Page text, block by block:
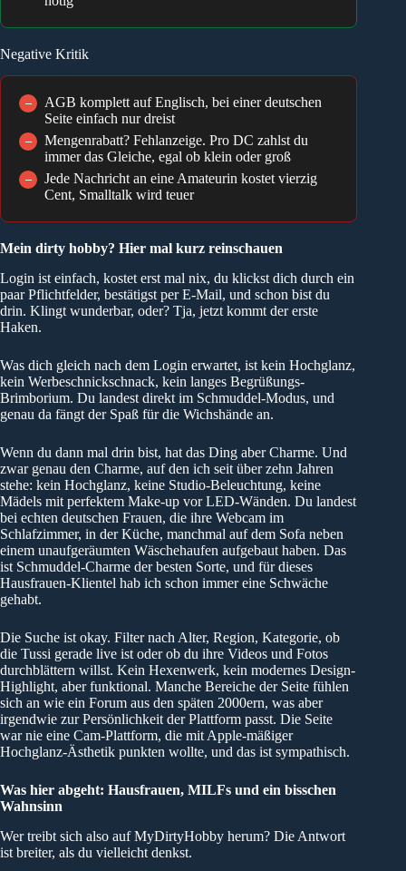
Negative Kritik
–
AGB komplett auf Englisch, bei einer deutschen
Seite einfach nur dreist
–
Mengenrabatt? Fehlanzeige. Pro DC zahlst du
immer das Gleiche, egal ob klein oder groß
–
Jede Nachricht an eine Amateurin kostet vierzig
Cent, Smalltalk wird teuer
Mein dirty hobby? Hier mal kurz reinschauen
Login ist einfach, kostet erst mal nix, du klickst dich durch ein
paar Pflichtfelder, bestätigst per E-Mail, und schon bist du
drin. Klingt wunderbar, oder? Tja, jetzt kommt der erste
Haken.
Was dich gleich nach dem Login erwartet, ist kein Hochglanz,
kein Werbeschnickschnack, kein langes Begrüßungs-
Brimborium. Du landest direkt im Schmuddel-Modus, und
genau da fängt der Spaß für die Wichshände an.
Wenn du dann mal drin bist, hat das Ding aber Charme. Und
zwar genau den Charme, auf den ich seit über zehn Jahren
stehe: kein Hochglanz, keine Studio-Beleuchtung, keine
Mädels mit perfektem Make-up vor LED-Wänden. Du landest
bei echten deutschen Frauen, die ihre Webcam im
Schlafzimmer, in der Küche, manchmal auf dem Sofa neben
einem unaufgeräumten Wäschehaufen aufgebaut haben. Das
ist Schmuddel-Charme der besten Sorte, und für dieses
Hausfrauen-Klientel hab ich schon immer eine Schwäche
gehabt.
Die Suche ist okay. Filter nach Alter, Region, Kategorie, ob
die Tussi gerade live ist oder ob du ihre Videos und Fotos
durchblättern willst. Kein Hexenwerk, kein modernes Design-
Highlight, aber funktional. Manche Bereiche der Seite fühlen
sich an wie ein Forum aus den späten 2000ern, was aber
irgendwie zur Persönlichkeit der Plattform passt. Die Seite
war nie eine Cam-Plattform, die mit Apple-mäßiger
Hochglanz-Ästhetik punkten wollte, und das ist sympathisch.
Was hier abgeht: Hausfrauen, MILFs und ein bisschen
Wahnsinn
Wer treibt sich also auf MyDirtyHobby herum? Die Antwort
ist breiter, als du vielleicht denkst.